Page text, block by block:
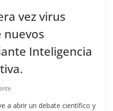
vez virus
Inteligencia
a abrir un debate científico y